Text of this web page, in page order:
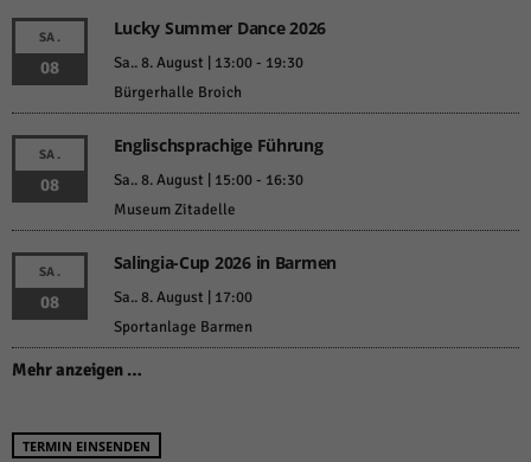
SA.
08
Lucky Summer Dance 2026
Sa.. 8. August | 13:00- 19:30
Bürgerhalle Broich
SA.
08
Englischsprachige Führung
Sa.. 8. August | 15:00- 16:30
Museum Zitadelle
SA.
08
Salingia-Cup 2026 in Barmen
Sa.. 8. August | 17:00
Sportanlage Barmen
Mehr anzeigen …
TERMIN EINSENDEN